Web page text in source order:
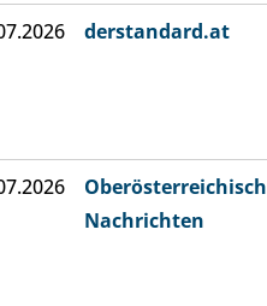
derstandard.at
Nachrichten